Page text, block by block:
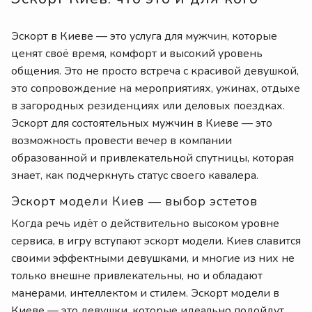
Эскорт в Киеве — это услуга для мужчин, которые
ценят своё время, комфорт и высокий уровень
общения. Это не просто встреча с красивой девушкой,
это сопровождение на мероприятиях, ужинах, отдыхе
в загородных резиденциях или деловых поездках.
Эскорт для состоятельных мужчин в Киеве — это
возможность провести вечер в компании
образованной и привлекательной спутницы, которая
знает, как подчеркнуть статус своего кавалера.
Эскорт модели Киев — выбор эстетов
Когда речь идёт о действительно высоком уровне
сервиса, в игру вступают эскорт модели. Киев славится
своими эффектными девушками, и многие из них не
только внешне привлекательны, но и обладают
манерами, интеллектом и стилем. Эскорт модели в